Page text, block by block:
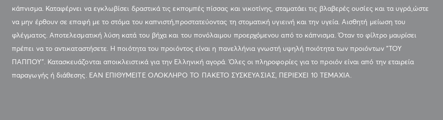
κάπνισμα. Καταφέρνει να εγκλωβίσει δραστικά τις εκπομπές πίσσας και νικοτίνης, σταματάει τις βλαβερές ουσίες και τα υγρά,ώστε
να μην έρθουν σε επαφή με το στόμα του καπνιστή,προστατεύοντας τη στοματική υγιεινή και την υγεία. Αισθητή μείωση του
φλέγματος. Αποτελεσματική λύση κατά του βήχα και του πονόλαιμου προερχόμενου από το κάπνισμα. Όταν το φίλτρο μαυρίσει
πρέπει να το αντικαταστήσετε. Η ποιότητα του προιόντος είναι η πανελλήνια γνωστή υψηλή ποιότητα των προιόντων "ΤΟΥ
ΠΑΠΠΟΥ". Κατασκευάζονται αποικλειστικά για την Ελληνική αγορά. Όλες οι πληροφορίες για το προιόν είναι από την εταιρεία
παραγωγής ή διάθεσης. ΕΑΝ ΕΠΙΘΥΜΕΙΤΕ ΟΛΟΚΛΗΡΟ ΤΟ ΠΑΚΕΤΟ ΣΥΣΚΕΥΑΣΙΑΣ, ΠΕΡΙΕΧΕΙ 10 ΤΕΜΑΧΙΑ.